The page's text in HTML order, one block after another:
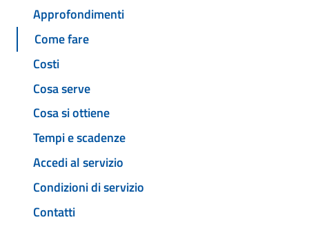
Approfondimenti
Come fare
Costi
Cosa serve
Cosa si ottiene
Tempi e scadenze
Accedi al servizio
Condizioni di servizio
Contatti